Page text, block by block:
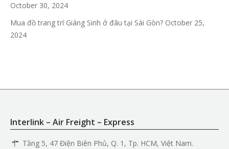
October 30, 2024
Mua đồ trang trí Giáng Sinh ở đâu tại Sài Gòn? October 25,
2024
Interlink – Air Freight – Express
Tầng 5, 47 Điện Biên Phủ, Q. 1, Tp. HCM, Việt Nam.